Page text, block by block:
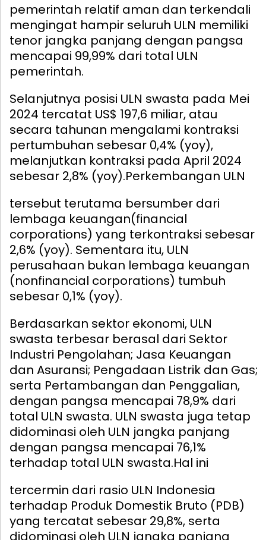
pemerintah relatif aman dan terkendali
mengingat hampir seluruh ULN memiliki
tenor jangka panjang dengan pangsa
mencapai 99,99% dari total ULN
pemerintah.
Selanjutnya posisi ULN swasta pada Mei
2024 tercatat US$ 197,6 miliar, atau
secara tahunan mengalami kontraksi
pertumbuhan sebesar 0,4% (yoy),
melanjutkan kontraksi pada April 2024
sebesar 2,8% (yoy).Perkembangan ULN
tersebut terutama bersumber dari
lembaga keuangan(financial
corporations) yang terkontraksi sebesar
2,6% (yoy). Sementara itu, ULN
perusahaan bukan lembaga keuangan
(nonfinancial corporations) tumbuh
sebesar 0,1% (yoy).
Berdasarkan sektor ekonomi, ULN
swasta terbesar berasal dari Sektor
Industri Pengolahan; Jasa Keuangan
dan Asuransi; Pengadaan Listrik dan Gas;
serta Pertambangan dan Penggalian,
dengan pangsa mencapai 78,9% dari
total ULN swasta. ULN swasta juga tetap
didominasi oleh ULN jangka panjang
dengan pangsa mencapai 76,1%
terhadap total ULN swasta.Hal ini
tercermin dari rasio ULN Indonesia
terhadap Produk Domestik Bruto (PDB)
yang tercatat sebesar 29,8%, serta
didominasi oleh ULN jangka panjang